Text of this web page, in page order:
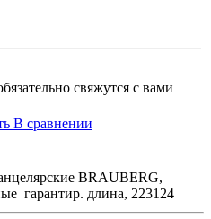
свяжутся с вами
В сравнении
BRAUBERG,
гарантир. длина, 223124